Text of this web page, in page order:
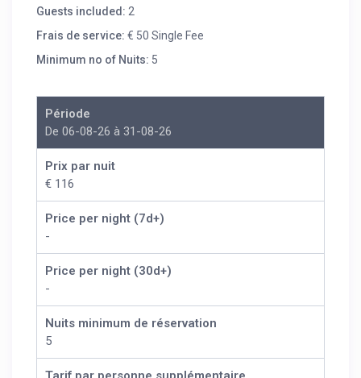
Guests included: 2
Frais de service: € 50 Single Fee
Minimum no of Nuits: 5
Période
De 06-08-26 à 31-08-26
Prix par nuit
€ 116
Price per night (7d+)
-
Price per night (30d+)
-
Nuits minimum de réservation
5